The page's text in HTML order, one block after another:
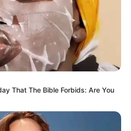
That The Bible Forbids: Are You